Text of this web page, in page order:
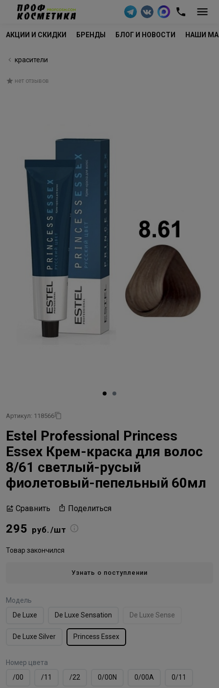
АКЦИИ И СКИДКИ БРЕНДЫ БЛОГ И НОВОСТИ НАШИ
красители
нет отзывов
Артикул: 118566
Estel Professional Princess
Essex Крем-краска для волос
8/61 светлый-русый
фиолетовый-пепельный 60мл
Сравнить Поделиться
295 руб./шт
Товар закончился
Узнать о поступлении
Модель
De Luxe
De Luxe Sensation De Luxe Sense
De Luxe Silver Princess Essex
Номер цвета
/00
/11 /22 0/00N 0/00А 0/11